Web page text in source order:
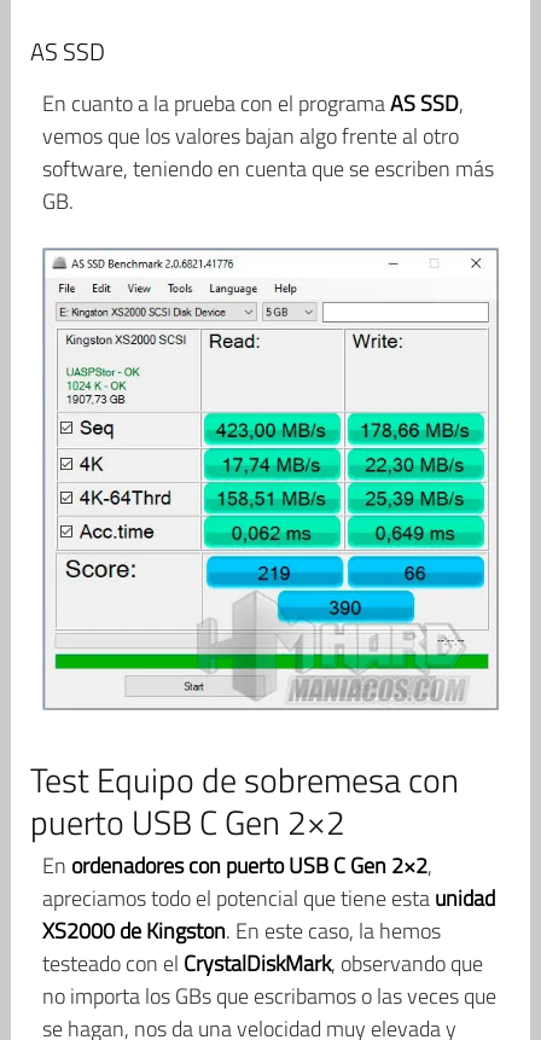
AS SSD
En cuanto a la prueba con el programaAS SSD,
vemos que los valores bajan algo frente al otro
software, teniendo en cuenta que se escriben más
GB.
Test Equipo de sobremesa con
puerto USB C Gen 2×2
En ordenadores con puerto USB C Gen 2×2,
apreciamos todo el potencial que tiene estaunidad
XS2000 de Kingston. En este caso, la hemos
testeado con el CrystalDiskMark, observando que
no importa los GBs que escribamos o las veces que
se hagan, nos da una velocidad muy elevada y